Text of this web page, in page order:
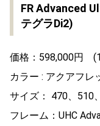
FR Advanced
テグラDi2)
価格：598,000円
カラー : アクアフレ
サイズ： 470、510
フレーム：UHC